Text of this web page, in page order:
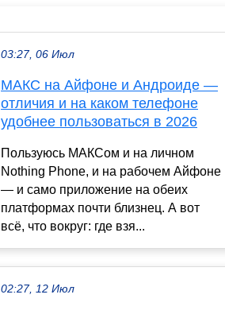
03:27, 06 Июл
МАКС на Айфоне и Андроиде —
отличия и на каком телефоне
удобнее пользоваться в 2026
Пользуюсь МАКСом и на личном
Nothing Phone, и на рабочем Айфоне
— и само приложение на обеих
платформах почти близнец. А вот
всё, что вокруг: где взя...
02:27, 12 Июл